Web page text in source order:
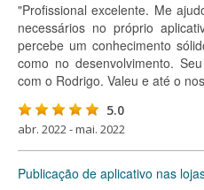
"Profissional excelente. Me
necessários no próprio
percebe um conhecimento
como no desenvolvimento.
com o Rodrigo. Valeu e até o
5.0
abr. 2022 - mai. 2022
Publicação de aplicativo nas